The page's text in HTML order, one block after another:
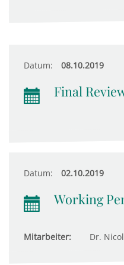
Datum: 08.10.2019
Final
Datum: 02.10.2019
Working
Mitarbeiter: Dr.